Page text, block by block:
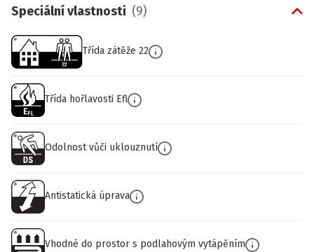
Speciální vlastnosti (9)
Třída zátěže 22
Třída hořlavosti Efl
Odolnost vůči uklouznutí
Antistatická úprava
Vhodné do prostor s podlahovým vytápěním